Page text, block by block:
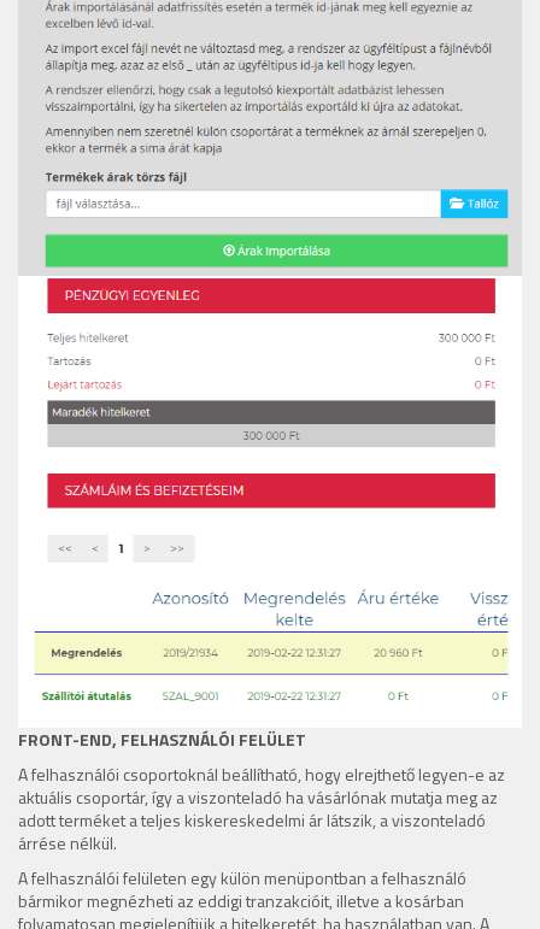
FRONT-END, FELHASZNÁLÓI FELÜLET
A felhasználói csoportoknál beállítható, hogy elrejthető legyen-e az
aktuális csoportár, így a viszonteladó ha vásárlónak mutatja meg az
adott terméket a teljes kiskereskedelmi ár látszik, a viszonteladó
árrése nélkül.
A felhasználói felületen egy külön menüpontban a felhasználó
bármikor megnézheti az eddigi tranzakcióit, illetve a kosárban
folyamatosan megjelenítjük a hitelkeretét, ha használatban van. A